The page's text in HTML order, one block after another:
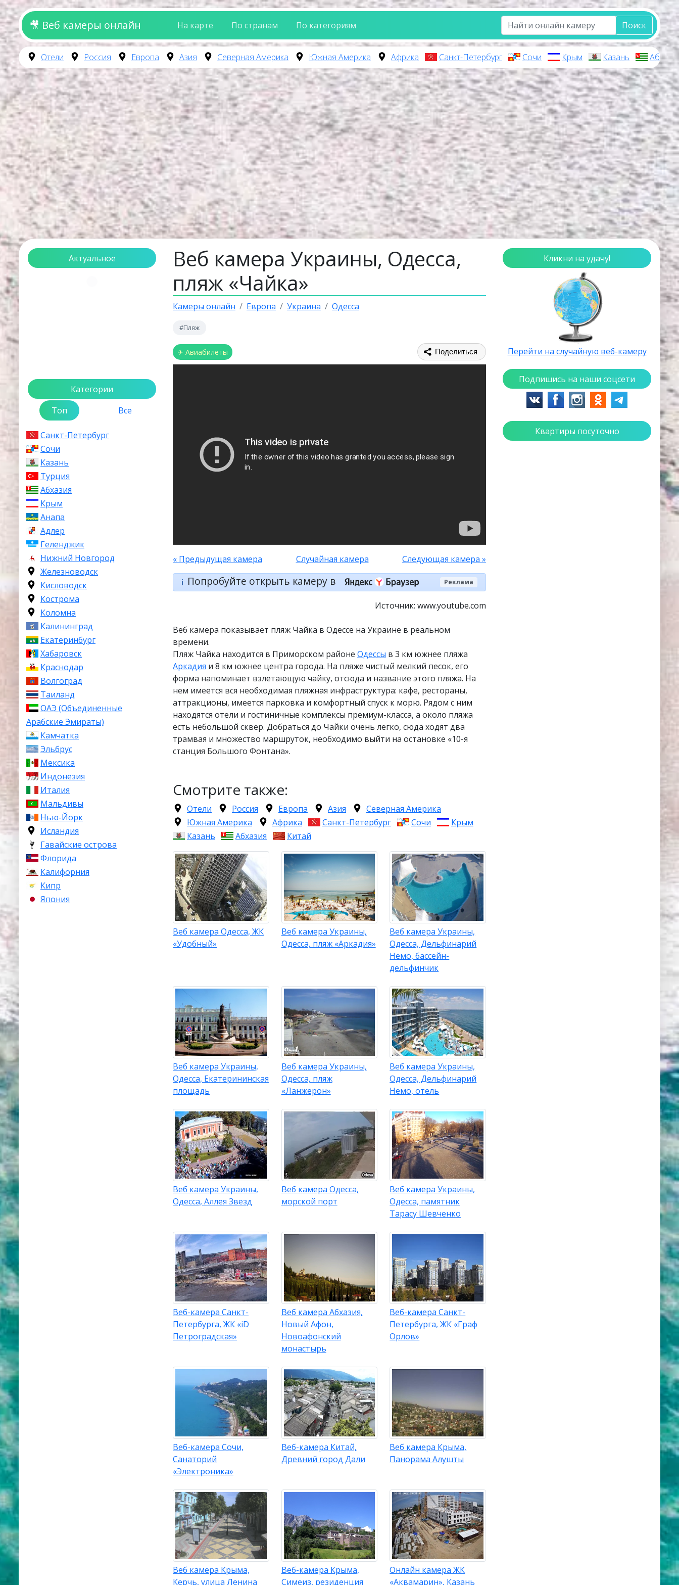
🎥 Веб камеры онлайн На карте По странам По категориям Поиск
Отели Россия Европа Азия Северная Америка Южная Америка Африка Санкт-Петербург Сочи Крым Казань
Актуальное
Категории
Топ
Все
Санкт-Петербург
Сочи
Казань
Турция
Абхазия
Крым
Анапа
Адлер
Геленджик
Нижний Новгород
Железноводск
Кисловодск
Кострома
Коломна
Калининград
Екатеринбург
Хабаровск
Краснодар
Волгоград
Таиланд
ОАЭ (Объединенные
Арабские Эмираты)
Камчатка
Эльбрус
Мексика
Индонезия
Италия
Мальдивы
Нью-Йорк
Исландия
Гавайские острова
Флорида
Калифорния
Кипр
Япония
Веб камера Украины, Одесса,
пляж «Чайка»
Камеры онлайн Европа Украина Одесса
#Пляж
✈ Авиабилеты Поделиться
« Предыдущая камера Случайная камера Следующая камера »
ℹ️ Попробуйте открыть камеру в Реклама
Источник: www.youtube.com
Веб камера показывает пляж Чайка в Одессе на Украине в реальном
времени.
Пляж Чайка находится в Приморском районе Одессы в 3 км южнее пляжа
Аркадия и 8 км южнее центра города. На пляже чистый мелкий песок, его
форма напоминает взлетающую чайку, отсюда и название этого пляжа. На
нем имеется вся необходимая пляжная инфраструктура: кафе, рестораны,
аттракционы, имеется парковка и комфортный спуск к морю. Рядом с ним
находятся отели и гостиничные комплексы премиум-класса, а около пляжа
есть небольшой сквер. Добраться до Чайки очень легко, сюда ходят два
трамвая и множество маршруток, необходимо выйти на остановке «10-я
станция Большого Фонтана».
Смотрите также:
Отели Россия Европа Азия
Северная Америка
Южная Америка
Африка Санкт-Петербург Сочи
Крым
Казань
Абхазия Китай
Веб камера Одесса, ЖК
«Удобный»
Веб камера Украины,
Одесса, пляж «Аркадия»
Веб камера Украины,
Одесса, Дельфинарий
Немо, бассейн-
дельфинчик
Веб камера Украины,
Одесса, Екатерининская
площадь
Веб камера Украины,
Одесса, пляж
«Ланжерон»
Веб камера Украины,
Одесса, Дельфинарий
Немо, отель
Веб камера Украины,
Одесса, Аллея Звезд
Веб камера Одесса,
морской порт
Веб камера Украины,
Одесса, памятник
Тарасу Шевченко
Веб-камера Санкт-
Петербурга, ЖК «iD
Петроградская»
Веб камера Абхазия,
Новый Афон,
Новоафонский
монастырь
Веб-камера Санкт-
Петербурга, ЖК «Граф
Орлов»
Веб-камера Сочи,
Санаторий
«Электроника»
Веб-камера Китай,
Древний город Дали
Веб камера Крыма,
Панорама Алушты
Веб камера Крыма,
Керчь, улица Ленина
Веб-камера Крыма,
Симеиз, резиденция
Онлайн камера ЖК
«Аквамарин», Казань
Кликни на удачу!
Перейти на случайную веб-камеру
Подпишись на наши соцсети
Квартиры посуточно